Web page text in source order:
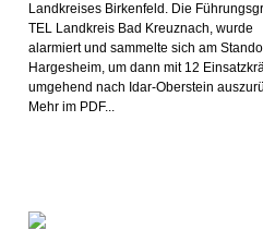
Landkreises Birkenfeld. Die
TEL Landkreis Bad Kreuznach, wurde
alarmiert und sammelte sich am
Hargesheim, um dann mit 12
umgehend nach Idar-Oberstein
Mehr im PDF...